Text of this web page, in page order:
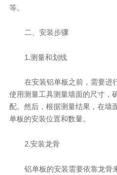
等。
二、安装步骤
1.测量和划线
在安装铝单板之前，需要进
使用测量工具测量墙面的尺寸，
配。然后，根据测量结果，在墙
单板的安装位置和数量。
2.安装龙骨
铝单板的安装需要依靠龙骨